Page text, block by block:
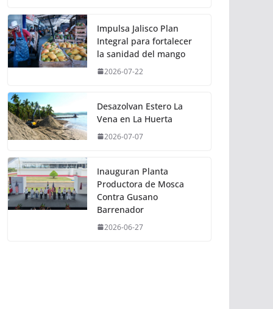
Impulsa Jalisco Plan
Integral para fortalecer
la sanidad del mango
2026-07-22
Desazolvan Estero La
Vena en La Huerta
2026-07-07
Inauguran Planta
Productora de Mosca
Contra Gusano
Barrenador
2026-06-27